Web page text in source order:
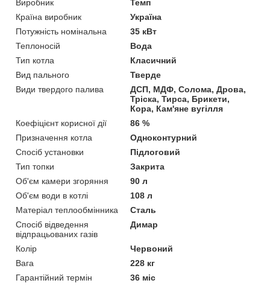
Виробник
Темп
Країна виробник
Україна
Потужність номінальна
35 кВт
Теплоносій
Вода
Тип котла
Класичний
Вид пального
Тверде
Види твердого палива
ДСП, МДФ, Солома, Дрова,
Тріска, Тирса, Брикети,
Кора, Кам'яне вугілля
Коефіцієнт корисної дії
86 %
Призначення котла
Одноконтурний
Спосіб установки
Підлоговий
Тип топки
Закрита
Об'єм камери згоряння
90 л
Об'єм води в котлі
108 л
Матеріал теплообмінника
Сталь
Спосіб відведення
відпрацьованих газів
Димар
Колір
Червоний
Вага
228 кг
Гарантійний термін
36 міс